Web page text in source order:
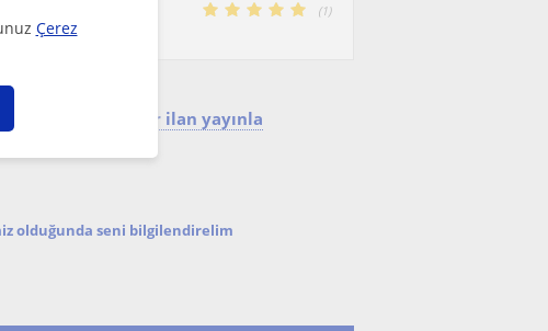
Çerez
Ü...
(1)
vermek için bir ilan yayınla
olduğunda seni bilgilendirelim